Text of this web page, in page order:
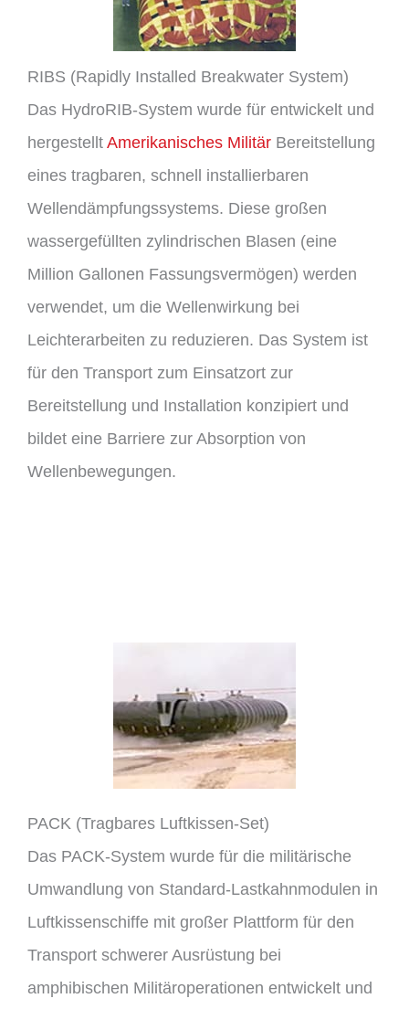
RIBS (Rapidly Installed Breakwater System)
Das HydroRIB-System wurde für entwickelt und
hergestelltAmerikanisches Militär Bereitstellung
eines tragbaren, schnell installierbaren
Wellendämpfungssystems. Diese großen
wassergefüllten zylindrischen Blasen (eine
Million Gallonen Fassungsvermögen) werden
verwendet, um die Wellenwirkung bei
Leichterarbeiten zu reduzieren. Das System ist
für den Transport zum Einsatzort zur
Bereitstellung und Installation konzipiert und
bildet eine Barriere zur Absorption von
Wellenbewegungen.
PACK (Tragbares Luftkissen-Set)
Das PACK-System wurde für die militärische
Umwandlung von Standard-Lastkahnmodulen in
Luftkissenschiffe mit großer Plattform für den
Transport schwerer Ausrüstung bei
amphibischen Militäroperationen entwickelt und